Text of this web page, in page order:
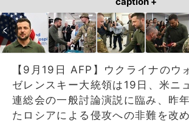
【9月19日 AFP】ウクライナのウ
ゼレンスキー大統領は19日、米ニ
連総会の一般討論演説に臨み、昨
たロシアによる侵攻への非難を改